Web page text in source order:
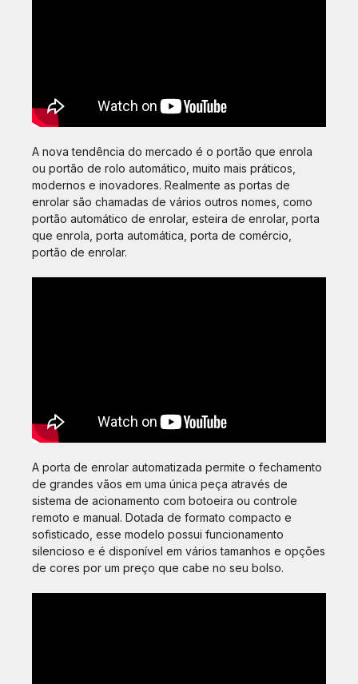
A nova tendência do mercado é o portão que enrola
ou portão de rolo automático, muito mais práticos,
modernos e inovadores. Realmente as portas de
enrolar são chamadas de vários outros nomes, como
portão automático de enrolar, esteira de enrolar, porta
que enrola, porta automática, porta de comércio,
portão de enrolar.
A porta de enrolar automatizada permite o fechamento
de grandes vãos em uma única peça através de
sistema de acionamento com botoeira ou controle
remoto e manual. Dotada de formato compacto e
sofisticado, esse modelo possui funcionamento
silencioso e é disponível em vários tamanhos e opções
de cores por um preço que cabe no seu bolso.